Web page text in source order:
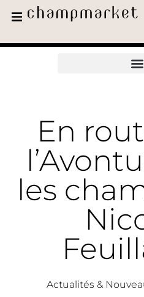
En
les
Actualités &